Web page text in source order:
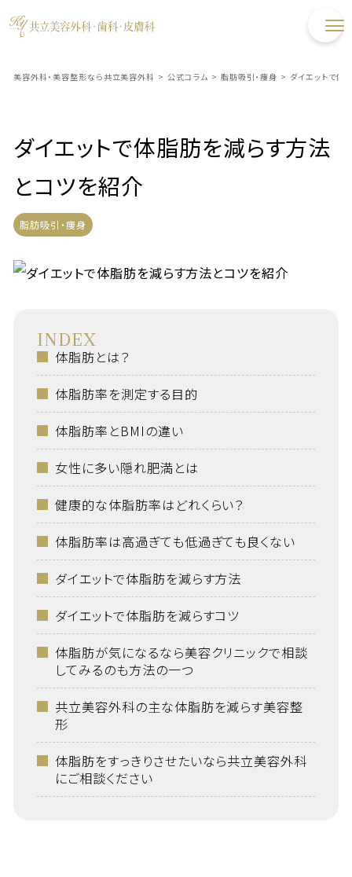
美容外科・美容整形なら共立美容外科 > 公式コラム > 脂肪吸引・痩身 > ダイエットで体
ダイエットで体脂肪を減らす方法
とコツを紹介
脂肪吸引・痩身
INDEX
体脂肪とは？
体脂肪率を測定する目的
体脂肪率とBMIの違い
女性に多い隠れ肥満とは
健康的な体脂肪率はどれくらい？
体脂肪率は高過ぎても低過ぎても良くない
ダイエットで体脂肪を減らす方法
ダイエットで体脂肪を減らすコツ
体脂肪が気になるなら美容クリニックで相談
してみるのも方法の一つ
共立美容外科の主な体脂肪を減らす美容整
形
体脂肪をすっきりさせたいなら共立美容外科
にご相談ください